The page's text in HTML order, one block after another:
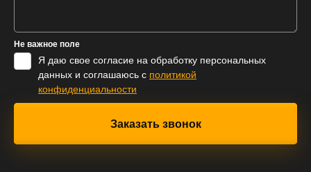
Не важное поле
Я даю свое согласие на обработку персональных
данных и соглашаюсь с политикой
конфиденциальности